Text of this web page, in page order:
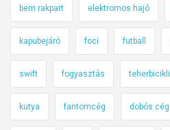
bem rakpart elektromos hajó
kapubejáró foci futball
swift fogyasztás teherbicikli
kutya fantomcég dobós cég